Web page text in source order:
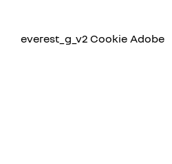
everest_g_v2 Cookie Adobe